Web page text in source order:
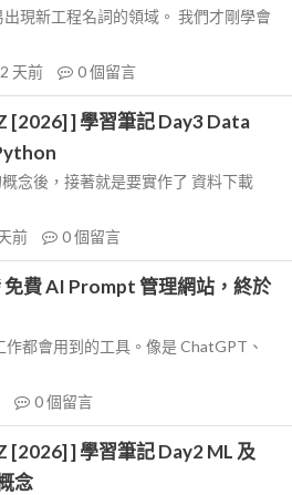
現新工程名詞的領域。 我們才剛學會
2 天前 0個留言
[2026] ] 學習筆記 Day3 Data
念後，接著就是要實作了 資料下載
前 0個留言
免費 AI Prompt 管理網站，終於
都會用到的工具。像是 ChatGPT、
0個留言
] 學習筆記 Day2 ML 及
念